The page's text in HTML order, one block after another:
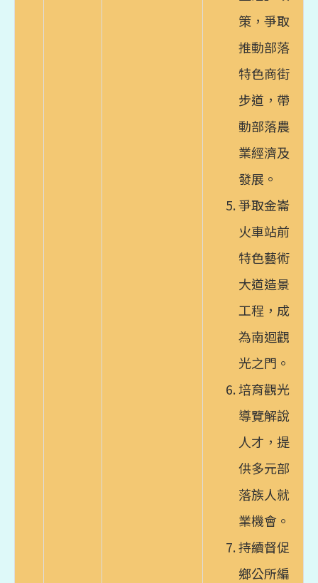
策，爭取
推動部落
特色商街
步道，帶
動部落農
業經濟及
發展。
爭取金崙
火車站前
特色藝術
大道造景
工程，成
為南迴觀
光之門。
培育觀光
導覽解說
人才，提
供多元部
落族人就
業機會。
持續督促
鄉公所編